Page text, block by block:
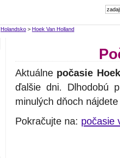
Holandsko > Hoek Van Holland
Aktuálne počasie
ďalšie dni. Dlhodobú
minulých dňoch
Pokračujte na: počasie